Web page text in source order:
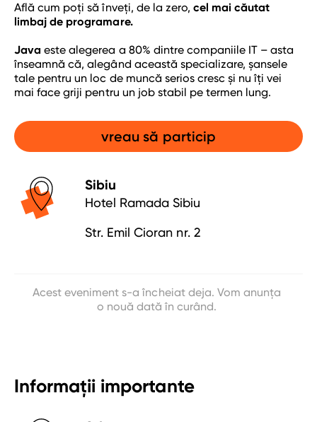
full stack developer
back-end-developer
front-end-developer
html & css
angular
finanțare
despre
despre noi
absolvenţii noştri
Află cum poți să înveți, de la zero,cel mai căutat
limbaj de programare.
Java este alegerea a 80% dintre companiile IT – asta
înseamnă că, alegând această specializare, șansele
tale pentru un loc de muncă serios cresc și nu îți vei
mai face griji pentru un job stabil pe termen lung.
vreau să particip
Sibiu
Hotel Ramada Sibiu
Str. Emil Cioran nr. 2
Acest eveniment s-a încheiat deja. Vom anunța
o nouă dată în curând.
Informații importante